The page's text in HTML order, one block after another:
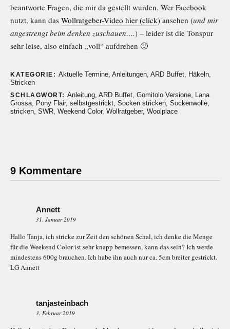
beantworte Fragen, die mir da gestellt wurden. Wer Facebook
nutzt, kann das Wollratgeber-Video hier (click) ansehen (und mir
angestrengt beim denken zuschauen….) – leider ist die Tonspur
sehr leise, also einfach „voll“ aufdrehen 🙂
KATEGORIE: Aktuelle Termine, Anleitungen, ARD Buffet, Häkeln,
Stricken
SCHLAGWORT: Anleitung ARD Buffet Gomitolo Versione
Lana
Grossa
Pony Flair, selbstgestrickt Socken stricken Sockenwolle
stricken SWR Weekend Color, Wollratgeber, Woolplace
9 Kommentare
Annett
31. Januar 2019
Hallo Tanja, ich stricke zur Zeit den schönen Schal, ich denke die Menge
für die Weekend Color ist sehr knapp bemessen, kann das sein? Ich werde
mindestens 600g brauchen. Ich habe ihn auch nur ca. 5cm breiter gestrickt.
LG Annett
tanjasteinbach
3. Februar 2019